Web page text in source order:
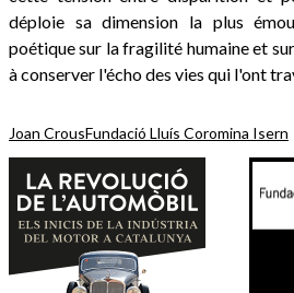
déploie sa dimension la plus
poétique sur la fragilité humaine et
à conserver l'écho des vies qui l'ont
Joan CrousFundació Lluís Coromina Isern